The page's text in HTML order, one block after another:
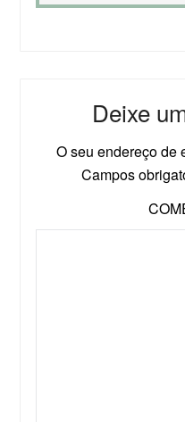
Deixe
O seu endereço de
Campos